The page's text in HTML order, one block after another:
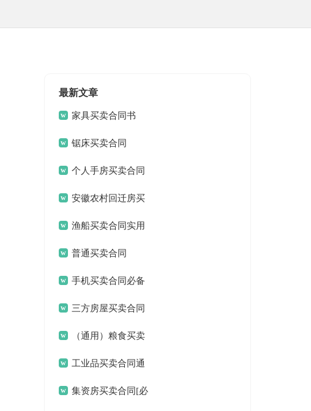
最新文章
家具买卖合同书
锯床买卖合同
个人手房买卖合同
安徽农村回迁房买
卖合同渔船买卖合同实用
普通买卖合同
手机买卖合同必备
（15篇）
三方房屋买卖合同
（通用）粮食买卖
合同工业品买卖合同通
用（2篇）
集资房买卖合同[必